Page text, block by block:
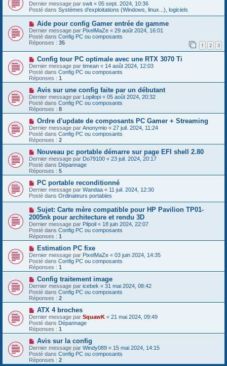
g
e
u
m
e
s
s
a
g
e
o
u
v
a
u
m
e
s
s
a
g
e
Dernier message par swit « 05 sept. 2024, 10:36
Posté dans Systèmes d'exploitations (Windows, linux...), logiciels
N
o
u
v
e
a
u
m
e
s
s
a
g
e
Aide pour config Gamer entrée de gamme
Dernier message par PixelMaZe « 29 août 2024, 16:01
Posté dans Config PC ou composants
Réponses : 35 1 2 3
N
o
u
v
e
u
m
e
s
s
a
g
e
Config tour PC optimale avec une RTX 3070 Ti
Dernier message par timean « 14 août 2024, 12:03
Posté dans Config PC ou composants
Réponses : 1
N
o
u
v
e
a
m
e
s
s
a
g
e
Avis sur une config faite par un débutant
Dernier message par Lopilopi « 05 août 2024, 20:32
Posté dans Config PC ou composants
Réponses : 8
N
o
u
v
e
a
u
m
e
s
s
a
g
e
Ordre d'update de composants PC Gamer + Streaming
Dernier message par Anonymio « 27 juil. 2024, 11:24
Posté dans Config PC ou composants
Réponses : 2
N
o
u
v
e
a
u
m
e
s
a
g
e
Nouveau pc portable démarre sur page EFI shell 2.80
Dernier message par Do79100 « 23 juil. 2024, 20:17
Posté dans Dépannage
Réponses : 5
N
o
u
v
e
a
u
m
e
s
s
g
e
PC portable reconditionné
Dernier message par Wandaa « 11 juil. 2024, 12:30
Posté dans Ordinateurs portables
N
o
u
v
e
a
u
m
e
s
s
g
e
Sujet: Carte mère compatible pour HP Pavilion TP01-
2005nk pour architecture et rendu 3D
Dernier message par Pilpoil « 18 juin 2024, 22:07
Posté dans Config PC ou composants
Réponses : 1
N
o
u
v
e
a
m
e
s
a
g
e
Estimation PC fixe
Dernier message par PixelMaZe « 03 juin 2024, 14:35
Posté dans Config PC ou composants
Réponses : 1
N
o
u
v
e
u
m
e
s
a
g
e
Config traitement image
Dernier message par icebek « 31 mai 2024, 08:42
Posté dans Config PC ou composants
Réponses : 2
N
o
u
v
e
u
m
e
s
ATX 4 broches
Dernier message par SquawK « 21 mai 2024, 09:49
Posté dans Dépannage
Réponses : 1
N
o
u
v
e
Avis sur la config
Dernier message par Windy089 « 15 mai 2024, 14:15
Posté dans Config PC ou composants
Réponses : 2